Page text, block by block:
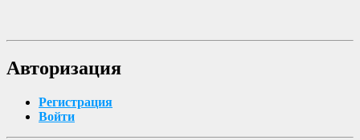
Авторизация
Регистрация
Войти